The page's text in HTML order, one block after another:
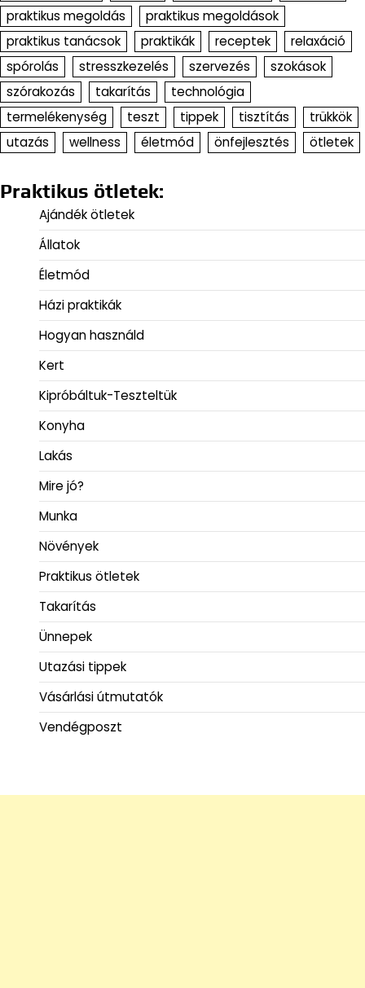
praktikus megoldás
praktikus megoldások
praktikus tanácsok
praktikák receptek
relaxáció
spórolás
stresszkezelés szervezés
szokások
szórakozás
takarítás
technológia
termelékenység
teszt tippek tisztítás
trükkök
utazás
wellness életmód önfejlesztés ötletek
Praktikus ötletek:
Ajándék ötletek
Állatok
Életmód
Házi praktikák
Hogyan használd
Kert
Kipróbáltuk-Teszteltük
Konyha
Lakás
Mire jó?
Munka
Növények
Praktikus ötletek
Takarítás
Ünnepek
Utazási tippek
Vásárlási útmutatók
Vendégposzt